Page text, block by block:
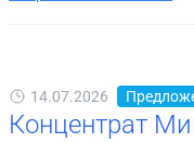
14.07.2026
Концентрат